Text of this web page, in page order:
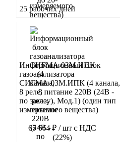
25 рабочих дней
Информационный блок
газоанализатора
СИГМА-03М.ИПК (4 канала,
8 реле, питание 220В (24В -
по заказу), Мод.1) (один тип
измеряемого вещества)
65 664 ₽ / шт с НДС
(22%)